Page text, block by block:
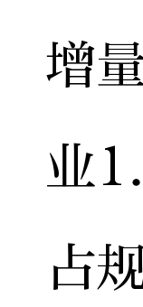
增
业
占